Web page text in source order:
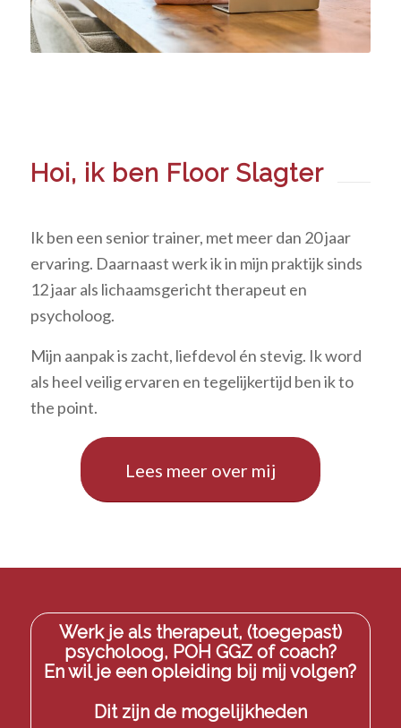
Hoi, ik ben Floor Slagter
Ik ben een senior trainer, met meer dan 20 jaar
ervaring. Daarnaast werk ik in mijn praktijk sinds
12 jaar als lichaamsgericht therapeut en
psycholoog.
Mijn aanpak is zacht, liefdevol én stevig. Ik word
als heel veilig ervaren en tegelijkertijd ben ik to
the point.
Lees meer over mij
Werk je als therapeut, (toegepast)
psycholoog, POH GGZ of coach?
En wil je een opleiding bij mij volgen?
Dit zijn de mogelijkheden